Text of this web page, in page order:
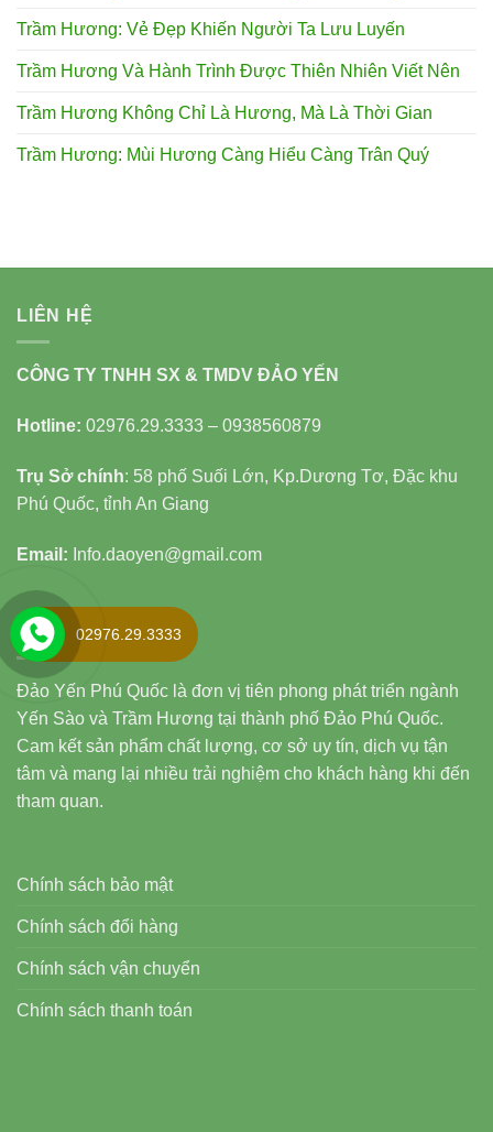
Trầm Hương: Vẻ Đẹp Khiến Người Ta Lưu Luyến
Trầm Hương Và Hành Trình Được Thiên Nhiên Viết Nên
Trầm Hương Không Chỉ Là Hương, Mà Là Thời Gian
Trầm Hương: Mùi Hương Càng Hiểu Càng Trân Quý
LIÊN HỆ
CÔNG TY TNHH SX & TMDV ĐẢO YẾN
Hotline: 02976.29.3333 – 0938560879
Trụ Sở chính: 58 phố Suối Lớn, Kp.Dương Tơ, Đặc khu
Phú Quốc, tỉnh An Giang
Email: Info.daoyen@gmail.com
LĨNH VỰC
Đảo Yến Phú Quốc là đơn vị tiên phong phát triển ngành
Yến Sào và Trầm Hương tại thành phố Đảo Phú Quốc.
Cam kết sản phẩm chất lượng, cơ sở uy tín, dịch vụ tận
tâm và mang lại nhiều trải nghiệm cho khách hàng khi đến
tham quan.
Chính sách bảo mật
Chính sách đổi hàng
Chính sách vận chuyển
Chính sách thanh toán
02976.29.3333